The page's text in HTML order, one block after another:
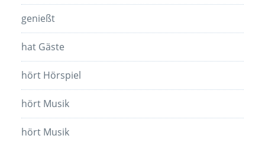
genießt
hat Gäste
hört Hörspiel
hört Musik
hört Musik